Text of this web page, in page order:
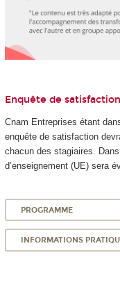
Enquête de satisfaction
Cnam Entreprises étant
enquête de satisfaction
chacun des stagiaires.
d’enseignement (UE) sera
PROGRAMME
INFORMATIONS